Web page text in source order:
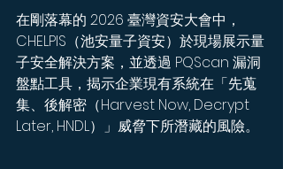
在剛落幕的 2026 臺灣資安大會中，
CHELPIS（池安量子資安）於現場展示量
子安全解決方案，並透過 PQScan 漏洞
盤點工具，揭示企業現有系統在「先蒐
集、後解密（Harvest Now, Decrypt
Later, HNDL）」威脅下所潛藏的風險。